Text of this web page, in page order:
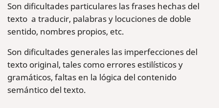
Son dificultades particulares las frases hechas del
texto a traducir, palabras y locuciones de doble
sentido, nombres propios, etc.
Son dificultades generales las imperfecciones del
texto original, tales como errores estilísticos y
gramáticos, faltas en la lógica del contenido
semántico del texto.